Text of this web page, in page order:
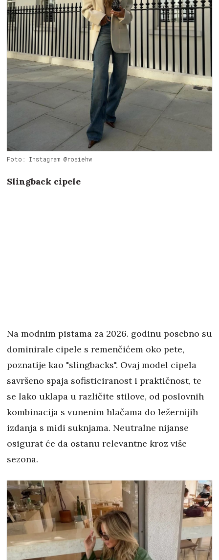
Foto: Instagram @rosiehw
Slingback cipele
Na modnim pistama za 2026. godinu posebno su
dominirale cipele s remenčićem oko pete,
poznatije kao "slingbacks". Ovaj model cipela
savršeno spaja sofisticiranost i praktičnost, te
se lako uklapa u različite stilove, od poslovnih
kombinacija s vunenim hlačama do ležernijih
izdanja s midi suknjama. Neutralne nijanse
osigurat će da ostanu relevantne kroz više
sezona.